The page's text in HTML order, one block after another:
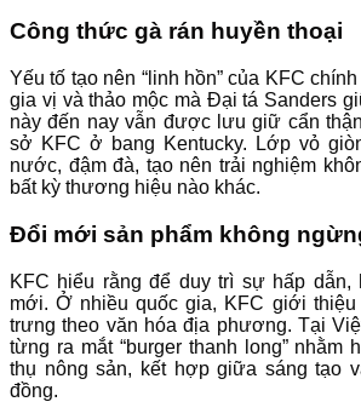
Công thức gà rán huyền thoại
Yếu tố tạo nên “linh hồn” của KFC
gia vị và thảo mộc mà Đại tá Sanders
này đến nay vẫn được lưu giữ cẩn
sở KFC ở bang Kentucky. Lớp vỏ
nước, đậm đà, tạo nên trải nghiệm
bất kỳ thương hiệu nào khác.
Đổi mới sản phẩm không
KFC hiểu rằng để duy trì sự hấp dẫn,
mới. Ở nhiều quốc gia, KFC giới
trưng theo văn hóa địa phương. Tại
từng ra mắt “burger thanh long” nhằm
thụ nông sản, kết hợp giữa sáng tạo
đồng.